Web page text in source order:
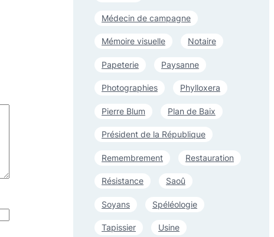
Médecin de campagne
Mémoire visuelle Notaire
Papeterie Paysanne
Photographies Phylloxera
Pierre Blum Plan de Baix
Président de la République
Remembrement Restauration
Résistance Saoû
Soyans Spéléologie
Tapissier Usine